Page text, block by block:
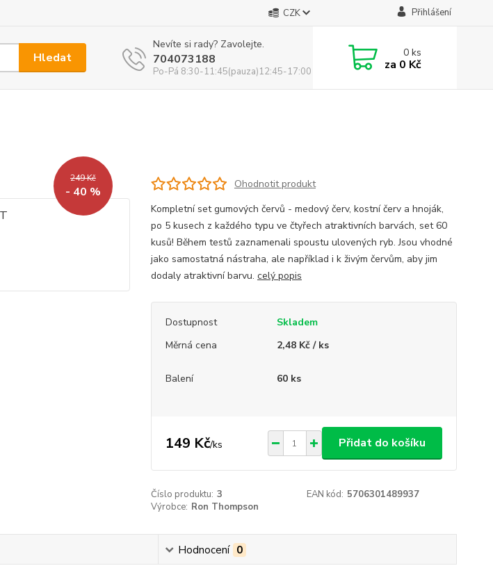
CZK Přihlášení
Hledat
Nevíte si rady? Zavolejte.
704073188
Po-Pá 8:30-11:45(pauza)12:45-17:00
0ks
za 0 Kč
249 Kč
- 40 %
Ohodnotit produkt
Kompletní set gumových červů - medový červ, kostní červ a hnoják,
po 5 kusech z každého typu ve čtyřech atraktivních barvách, set 60
kusů! Během testů zaznamenali spoustu ulovených ryb. Jsou vhodné
jako samostatná nástraha, ale například i k živým červům, aby jim
dodaly atraktivní barvu. celý popis
Dostupnost
Skladem
Měrná cena
2,48 Kč / ks
Balení 60 ks
149 Kč/ks Přidat do košíku
Číslo produktu: 3 EAN kód: 5706301489937
Výrobce: Ron Thompson
Hodnocení 0